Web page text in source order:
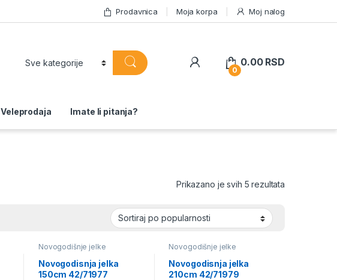
Prodavnica Moja korpa Moj nalog
0
0.00 RSD
Veleprodaja Imate li pitanja?
Prikazano je svih 5 rezultata
Novogodišnje jelke
Novogodisnja jelka
150cm 42/71977
Novogodišnje jelke
Novogodisnja jelka
210cm 42/71979